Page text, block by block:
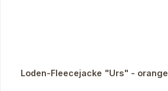
Loden-Fleecejacke "Urs" - orange